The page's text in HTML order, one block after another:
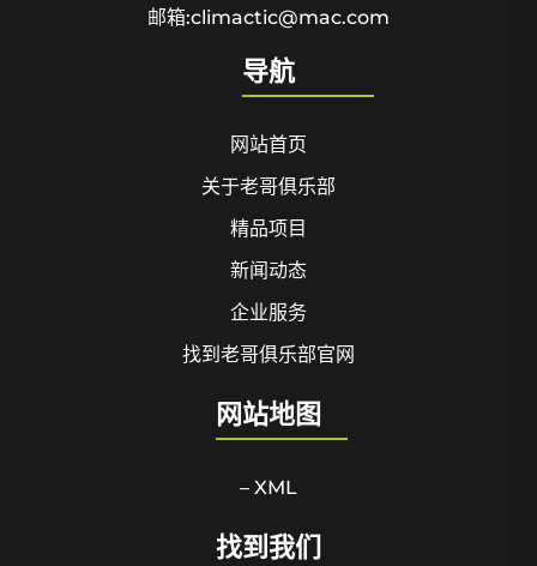
邮箱:climactic@mac.com
导航
网站首页
关于老哥俱乐部
精品项目
新闻动态
企业服务
找到老哥俱乐部官网
网站地图
– XML
找到我们